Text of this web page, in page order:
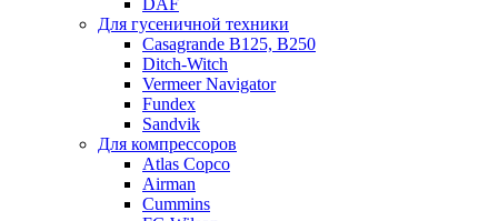
Для гусеничной техники
Casagrande B125, B250
Ditch-Witch
Vermeer Navigator
Fundex
Sandvik
Для компрессоров
Atlas Copco
Airman
Cummins